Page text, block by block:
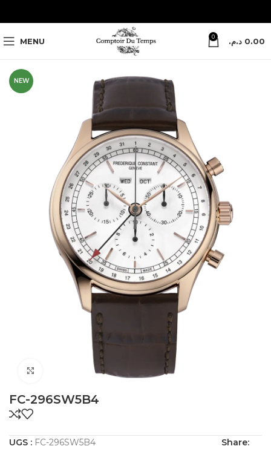
MENU 0 0.00 د.م.
NEW
Click to enlarge
FC-296SW5B4
UGS : FC-296SW5B4
Share: